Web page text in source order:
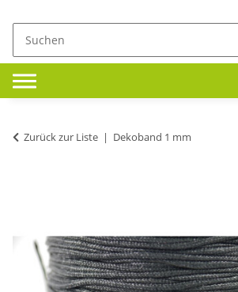
Zurück zur Liste Dekoband 1 mm